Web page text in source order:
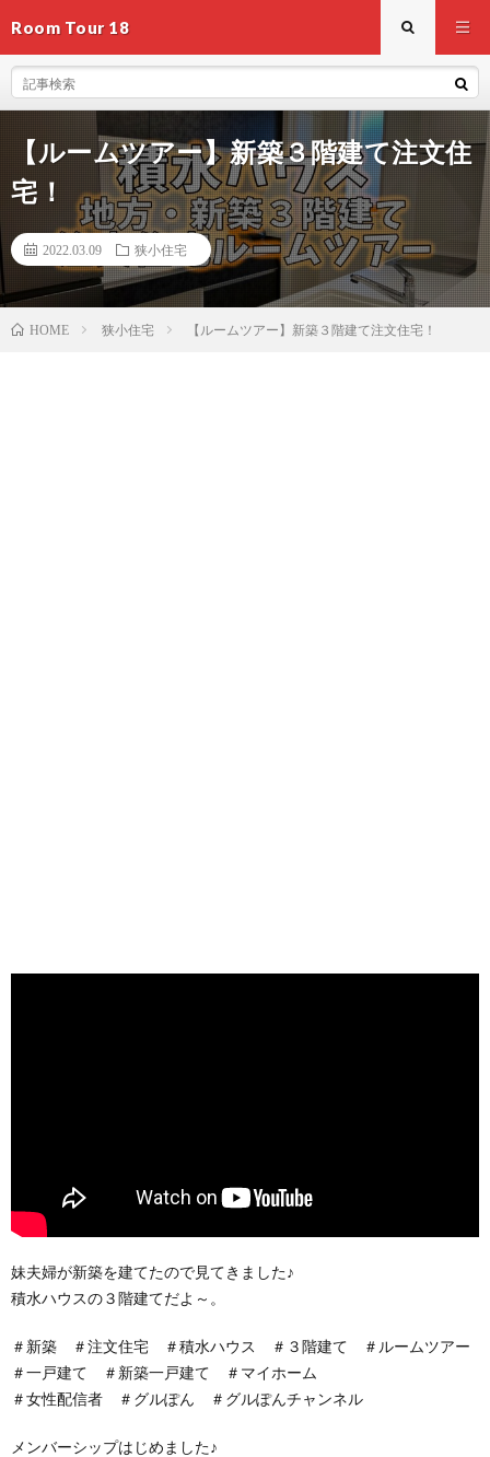
Room Tour 18
【ルームツアー】新築３階建て注文住
宅！
2022.03.09 狭小住宅
HOME 狭小住宅 【ルームツアー】新築３階建て注文住宅！
妹夫婦が新築を建てたので見てきました♪
積水ハウスの３階建てだよ～。
＃新築 ＃注文住宅 ＃積水ハウス ＃３階建て ＃ルームツアー
＃一戸建て ＃新築一戸建て ＃マイホーム
＃女性配信者 ＃グルぽん ＃グルぽんチャンネル
メンバーシップはじめました♪